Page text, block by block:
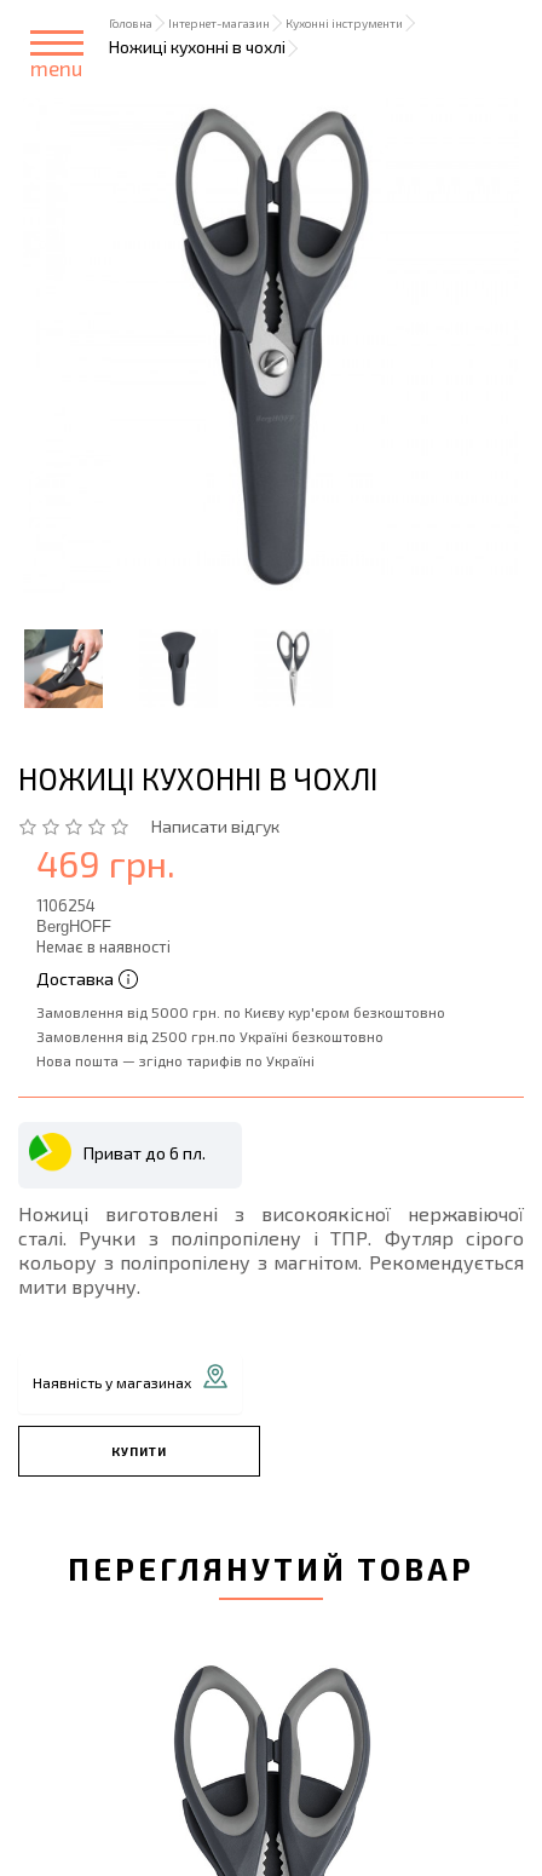
menu
Головна Інтернет-магазин Кухонні інструменти
Ножиці кухонні в чохлі
НОЖИЦІ КУХОННІ В ЧОХЛІ
Написати відгук
469 грн.
1106254
BergHOFF
Немає в наявності
Доставка
Замовлення від 5000 грн. по Києву кур'єром безкоштовно
Замовлення від 2500 грн.по Україні безкоштовно
Нова пошта — згідно тарифів по Україні
Приват до 6 пл.
Ножиці виготовлені з високоякісної нержавіючої
сталі. Ручки з поліпропілену і ТПР. Футляр сірого
кольору з поліпропілену з магнітом. Рекомендується
мити вручну.
Наявність у магазинах
КУПИТИ
ПЕРЕГЛЯНУТИЙ ТОВАР